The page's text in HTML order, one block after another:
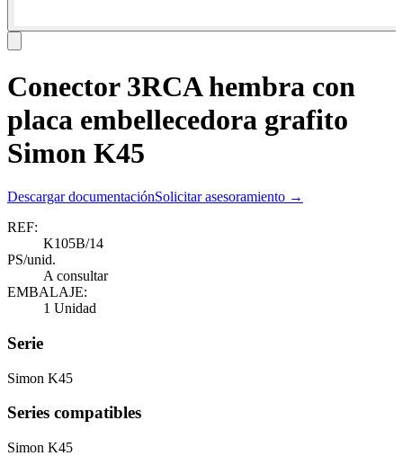
Conector 3RCA hembra con
placa embellecedora grafito
Simon K45
Descargar documentaciónSolicitar asesoramiento →
REF:
K105B/14
PS/unid.
A consultar
EMBALAJE:
1 Unidad
Serie
Simon K45
Series compatibles
Simon K45